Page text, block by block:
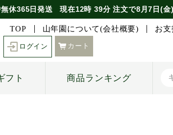
無休365日発送 現在12時 39分注文で8月7日(金
TOP 山年園について(会社概要) お
ログイン カート
フト 商品ランキング